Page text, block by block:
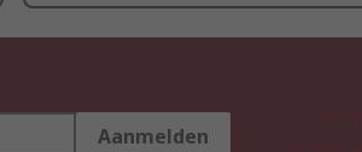
Aanmelden